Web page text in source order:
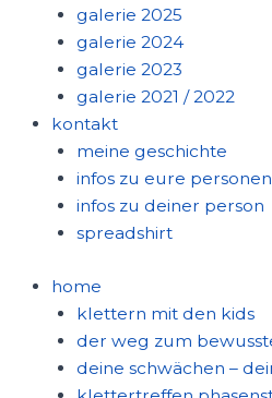
galerie 2025
galerie 2024
galerie 2023
galerie 2021 / 2022
kontakt
meine geschichte
infos zu eure
infos zu deiner person
spreadshirt
home
klettern mit den kids
der weg zum
deine schwächen –